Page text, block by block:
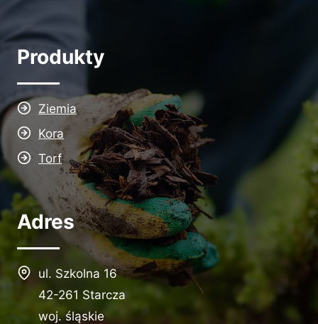
Produkty
Ziemia
Kora
Torf
Adres
ul. Szkolna 16
42-261 Starcza
woj. śląskie